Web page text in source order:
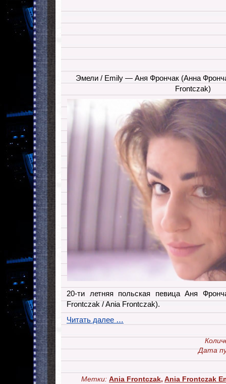
Эмели / Emily — Аня Фрончак (Анна
Frontczak)
20-ти летняя польская певица Аня
Frontczak / Ania Frontczak).
Читать далее …
Дата
Метки: Ania Frontczak, Ania Frontczak